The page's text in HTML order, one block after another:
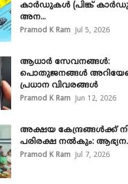
കാർഡുകൾ (പിങ്ക്
അന...
Pramod K Ram Jul 5, 2026
ആധാർ സേവനങ്ങൾ:
പൊതുജനങ്ങൾ
പ്രധാന വിവരങ്ങൾ
Pramod K Ram Jun 12, 2026
അക്ഷയ കേന്ദ്രങ്ങള്‍ക്ക്
പരിരക്ഷ നൽകും:
Pramod K Ram Jul 7, 2026